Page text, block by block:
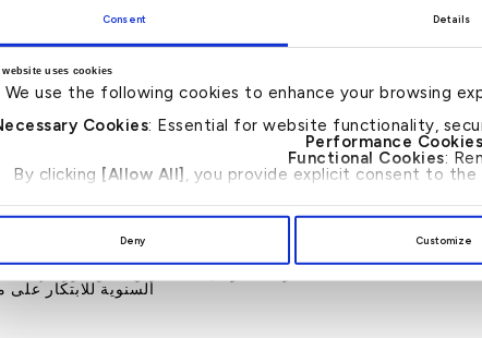
Consent Details
uses cookies
We use the following cookies to enhance your browsing
Cookies: Essential for website functionality,
Performance Cookies
Functional Cookies:
By clicking [Allow All] , you provide explicit consent to
Deny Customize
بيت التمويل الكويتي – البحرين يعلن فوز شهد
السنوية للابتكار